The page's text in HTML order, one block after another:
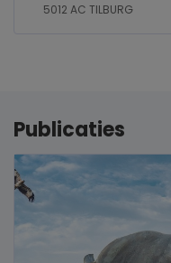
5012 AC TILBURG
Publicaties